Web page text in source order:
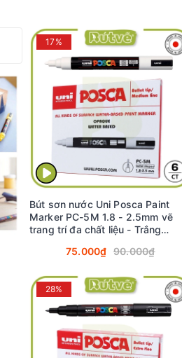
17%
Bút sơn nước Uni Posca Paint
Marker PC-5M 1.8 - 2.5mm vẽ
trang trí đa chất liệu - Trắng
75.000₫ 90.000₫
28%